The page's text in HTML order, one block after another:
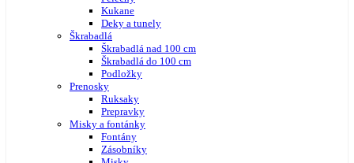
Kukane
Deky a tunely
Škrabadlá
Škrabadlá nad 100 cm
Škrabadlá do 100 cm
Podložky
Prenosky
Ruksaky
Prepravky
Misky a fontánky
Fontány
Zásobníky